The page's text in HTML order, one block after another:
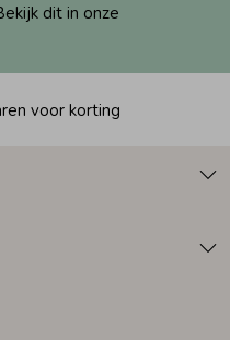
dit in onze
voor korting